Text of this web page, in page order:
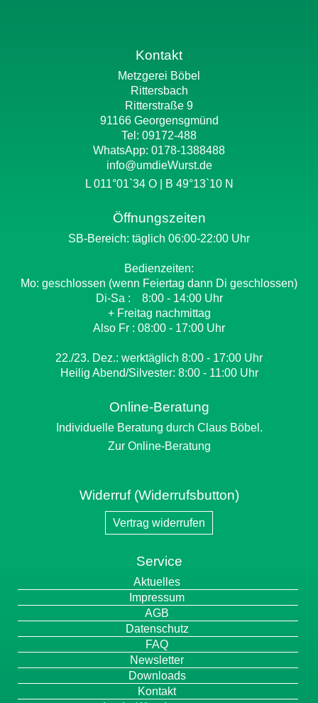
Kontakt
Metzgerei Böbel
Rittersbach
Ritterstraße 9
91166 Georgensgmünd
Tel: 09172-488
WhatsApp: 0178-1388488
info@umdieWurst.de
L 011°01`34 O | B 49°13`10 N
Öffnungszeiten
SB-Bereich: täglich 06:00-22:00 Uhr
Bedienzeiten:
Mo: geschlossen (wenn Feiertag dann Di geschlossen)
Di-Sa : 8:00 - 14:00 Uhr
+ Freitag nachmittag
Also Fr : 08:00 - 17:00 Uhr
22./23. Dez.: werktäglich 8:00 - 17:00 Uhr
Heilig Abend/Silvester: 8:00 - 11:00 Uhr
Online-Beratung
Individuelle Beratung durch Claus Böbel.
Zur Online-Beratung
Widerruf (Widerrufsbutton)
Vertrag widerrufen
Service
Navigation
überspringen
Aktuelles
Impressum
AGB
Datenschutz
FAQ
Newsletter
Downloads
Kontakt